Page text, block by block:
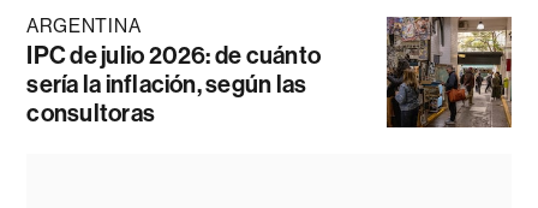
ARGENTINA
IPC de julio 2026: de cuánto
sería la inflación, según las
consultoras